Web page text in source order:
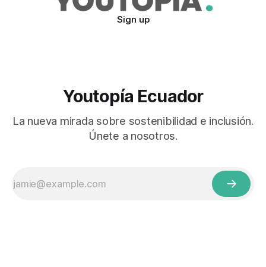
Sign up
Youtopía Ecuador
La nueva mirada sobre sostenibilidad e inclusión.
Únete a nosotros.